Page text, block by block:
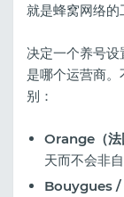
就是蜂窝网络的
决定一个养号
是哪个运营商
别：
Orange（法
天而不会非
Bouygues /